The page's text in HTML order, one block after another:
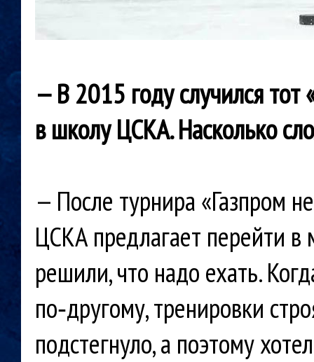
— В 2015 году случился тот
вшколу ЦСКА. Насколько
— После турнира «Газпром
ЦСКА предлагает перейти
решили, что надо ехать.
по‑другому, тренировки
подстегнуло, а поэтому